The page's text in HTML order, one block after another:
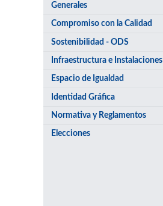
Generales
Compromiso con la Calidad
Sostenibilidad - ODS
Infraestructura e Instalaciones
Espacio de Igualdad
Identidad Gráfica
Normativa y Reglamentos
Elecciones